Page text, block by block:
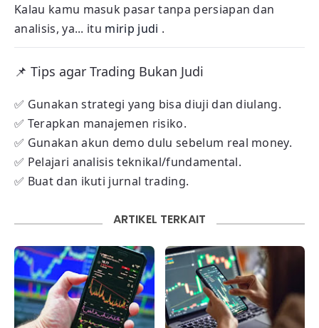
Kalau kamu masuk pasar tanpa persiapan dan
analisis, ya... itu mirip judi .
📌 Tips agar Trading Bukan Judi
✅ Gunakan strategi yang bisa diuji dan diulang.
✅ Terapkan manajemen risiko.
✅ Gunakan akun demo dulu sebelum real money.
✅ Pelajari analisis teknikal/fundamental.
✅ Buat dan ikuti jurnal trading.
ARTIKEL TERKAIT